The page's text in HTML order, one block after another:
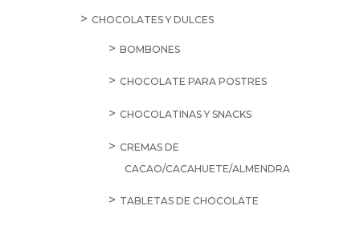
CHOCOLATES Y DULCES
BOMBONES
CHOCOLATE PARA POSTRES
CHOCOLATINAS Y SNACKS
CREMAS DE
CACAO/CACAHUETE/ALMENDRA
TABLETAS DE CHOCOLATE